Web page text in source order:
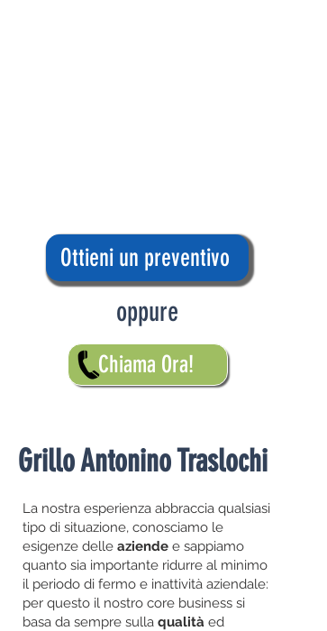
Ottieni un preventivo
oppure
Chiama Ora!
Grillo Antonino Traslochi
La nostra esperienza abbraccia qualsiasi
tipo di situazione, conosciamo le
esigenze delle aziende e sappiamo
quanto sia importante ridurre al minimo
il periodo di fermo e inattività aziendale:
per questo il nostro core business si
basa da sempre sulla qualità ed